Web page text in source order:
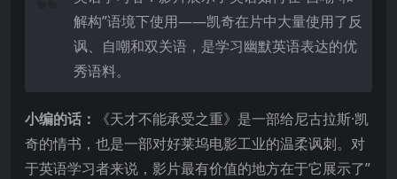
解构”语境下使用——凯奇在片中大量使用了反
讽、自嘲和双关语，是学习幽默英语表达的优
秀语料。
小编的话：
《天才不能承受之重》是一部给尼古拉斯·凯
奇的情书，也是一部对好莱坞电影工业的温柔讽刺。对
于英语学习者来说，影片最有价值的地方在于它展示了”